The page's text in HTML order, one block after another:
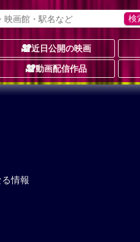
近日公開の映画
動画配信作品
情報